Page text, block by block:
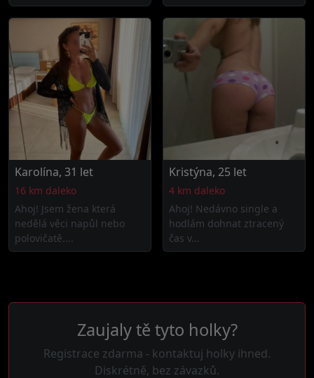
Karolína, 31 let
16 km daleko
Ahoj! Jsem žena která
nedělá věci napůl nebo
polovičatě....
Kristýna, 25 let
4 km daleko
Ahoj! Nedávno single a
hodlám dohnat ztracený
čas v...
Zaujaly tě tyto holky?
Registrace zdarma - kontaktuj holky ihned.
Diskrétně, bez závazků.